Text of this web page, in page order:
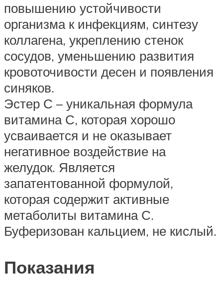
повышению устойчивости
организма к инфекциям, синтезу
коллагена, укреплению стенок
сосудов, уменьшению развития
кровоточивости десен и появления
синяков.
Эстер С – уникальная формула
витамина С, которая хорошо
усваивается и не оказывает
негативное воздействие на
желудок. Является
запатентованной формулой,
которая содержит активные
метаболиты витамина С.
Буферизован кальцием, не кислый.
Показания